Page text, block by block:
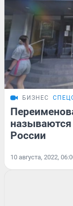
БИЗНЕС
России
10 августа, 2022,